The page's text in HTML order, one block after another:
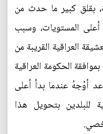
بقلق كبير ما حدث من
المستويات، وسبب
العراقية القريبة من
الحكومة العراقية
أوْجهُ عندما بدأ أعلى
للبلدين بتحويل هذا